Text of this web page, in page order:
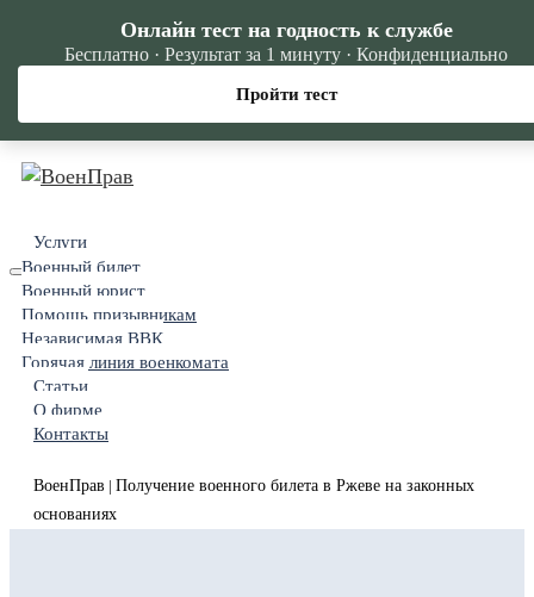
Услуги
Военный билет
Военный юрист
Помощь призывникам
Независимая ВВК
Горячая линия военкомата
Статьи
О фирме
Контакты
ВоенПрав
Получение военного билета в Ржеве на законных
основаниях
Онлайн тест на годность к службе
Бесплатно · Результат за 1 минуту · Конфиденциально
Пройти тест